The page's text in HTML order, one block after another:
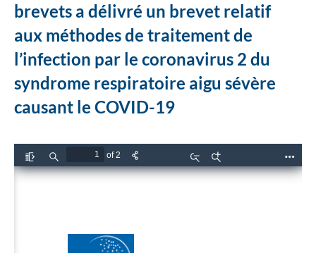
brevets a délivré un brevet relatif
aux méthodes de traitement de
l’infection par le coronavirus 2 du
syndrome respiratoire aigu sévère
causant le COVID-19